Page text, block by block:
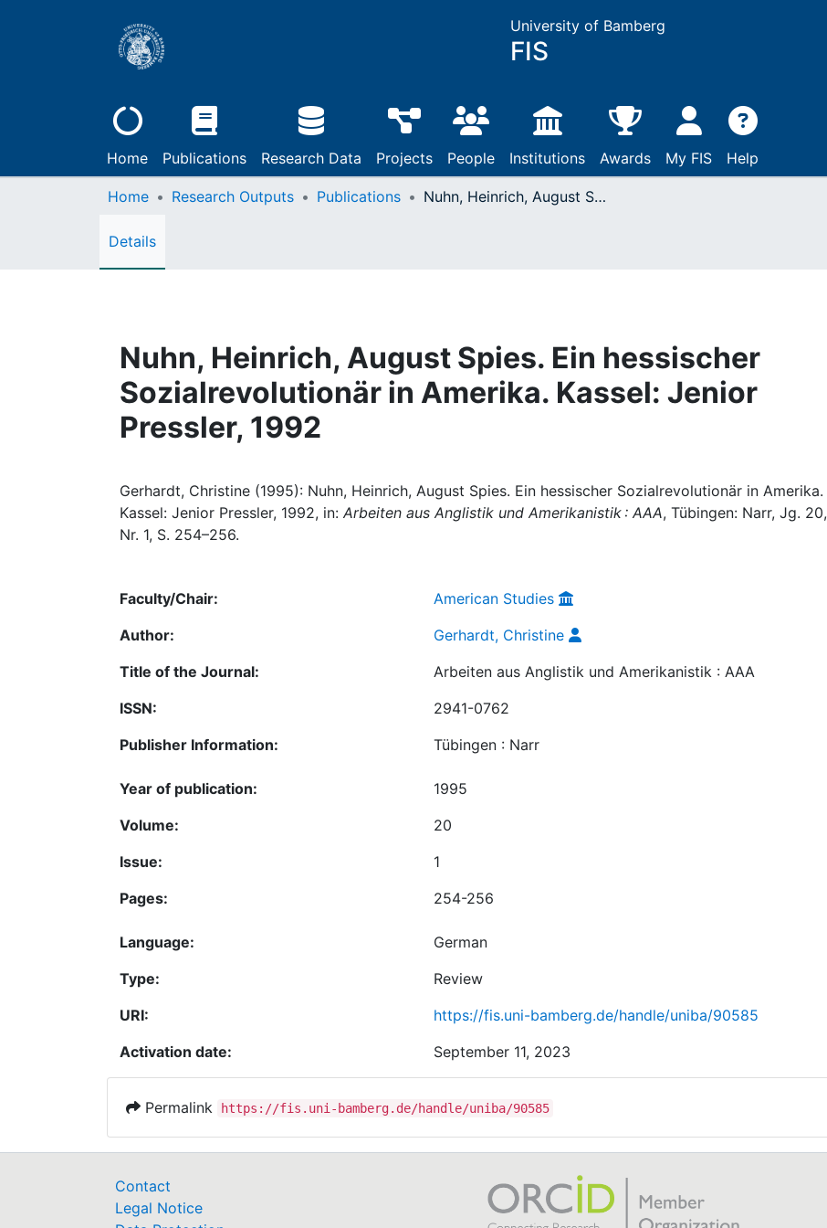
University of Bamberg
FIS
Home Publications Research Data Projects People Institutions Awards My FIS Help
Home Research Outputs Publications Nuhn, Heinrich, August Spies. Ein hessischer Sozialrevolutionär in Amerika. Kassel: Jenior Pressler, 1992
Details
Nuhn, Heinrich, August Spies. Ein hessischer
Sozialrevolutionär in Amerika. Kassel: Jenior
Pressler, 1992
Gerhardt, Christine (1995): Nuhn, Heinrich, August Spies. Ein hessischer Sozialrevolutionär in Amerika.
Kassel: Jenior Pressler, 1992, in: Arbeiten aus Anglistik und Amerikanistik : AAA, Tübingen: Narr, Jg. 20,
Nr. 1, S. 254–256.
Faculty/Chair:
American Studies
Author:
Gerhardt, Christine
Title of the Journal:
Arbeiten aus Anglistik und Amerikanistik : AAA
ISSN:
2941-0762
Publisher Information:
Tübingen : Narr
Year of publication:
1995
Volume:
20
Issue:
1
Pages:
254-256
Language:
German
Type:
Review
URI:
https://fis.uni-bamberg.de/handle/uniba/90585
Activation date:
September 11, 2023
Permalink https://fis.uni-bamberg.de/handle/uniba/90585
Contact
Legal Notice